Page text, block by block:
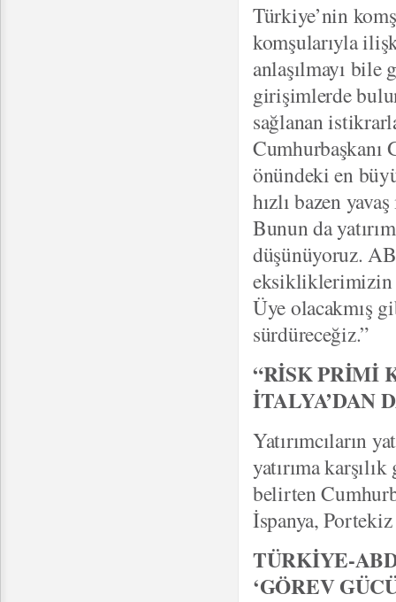
Türkiye’nin
komşularıyla
anlaşılmayı bile
girişimlerde
sağlanan
Cumhurbaşkanı
önündeki en
hızlı bazen
Bunun da
düşünüyoruz.
eksikliklerimizin
Üye olacakmış
sürdüreceğiz.”
“RİSK PRİMİ
İTALYA’DAN
Yatırımcıların
yatırıma
belirten
İspanya,
TÜRKİYE-
‘GÖREV